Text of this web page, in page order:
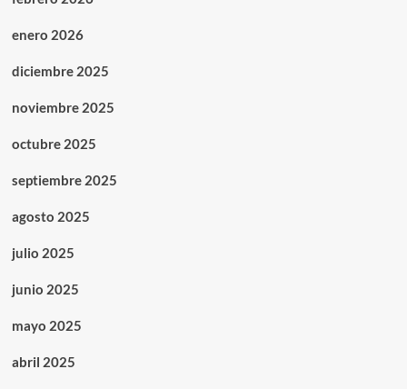
enero 2026
diciembre 2025
noviembre 2025
octubre 2025
septiembre 2025
agosto 2025
julio 2025
junio 2025
mayo 2025
abril 2025